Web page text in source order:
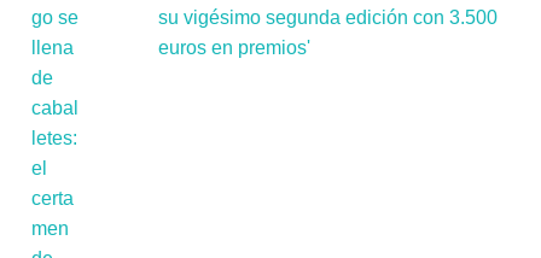
su vigésimo segunda edición con 3.500
euros en premios'